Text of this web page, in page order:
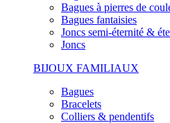
Bagues à pierres de
Bagues fantaisies
Joncs semi-éternité &
Joncs
BIJOUX FAMILIAUX
Bagues
Bracelets
Colliers & pendentifs